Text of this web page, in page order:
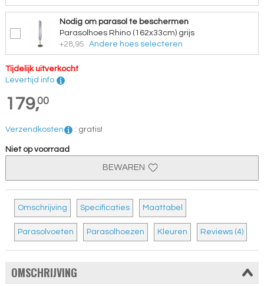
Nodig om parasol te beschermen
Parasolhoes Rhino (162x33cm) grijs
+28,95
Andere hoes selecteren
Tijdelijk uitverkocht
Levertijd info
179,00
Verzendkosten : gratis!
Niet op voorraad
BEWAREN
Omschrijving Specificaties Maattabel
Parasolvoeten Parasolhoezen Kleuren Reviews (4)
OMSCHRIJVING